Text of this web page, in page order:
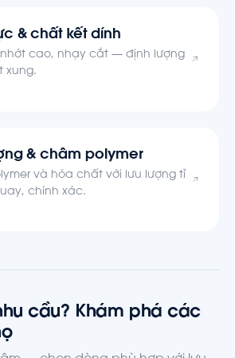
& chất kết dính
nhớt cao, nhạy cắt — định lượng
xung.
& châm polymer
và hóa chất với lưu lượng tỉ
chính xác.
cầu? Khám phá các